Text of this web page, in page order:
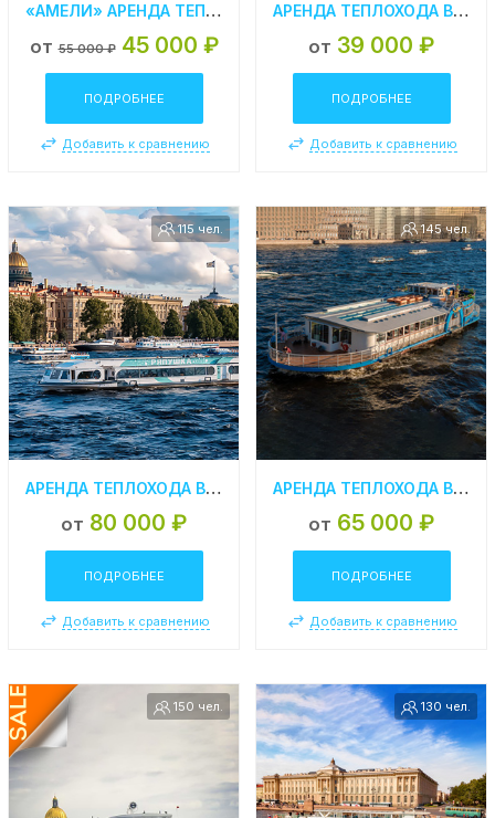
«АМЕЛИ» АРЕНДА ТЕПЛОХОДА В СПБ
от 55 000 ₽ 45 000 ₽
ПОДРОБНЕЕ
Добавить к сравнению
АРЕНДА ТЕПЛОХОДА В СПБ «МОСКВА 101»
от 39 000 ₽
ПОДРОБНЕЕ
Добавить к сравнению
115 чел.
АРЕНДА ТЕПЛОХОДА В СПБ «РЯПУШКА»
от 80 000 ₽
ПОДРОБНЕЕ
Добавить к сравнению
145 чел.
АРЕНДА ТЕПЛОХОДА В СПБ «CITY BLUES»
от 65 000 ₽
ПОДРОБНЕЕ
Добавить к сравнению
150 чел. 130 чел.